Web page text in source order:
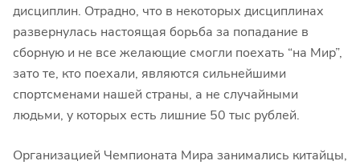
дисциплин. Отрадно, что в некоторых дисциплинах
развернулась настоящая борьба за попадание в
сборную и не все желающие смогли поехать “на Мир”,
зато те, кто поехали, являются сильнейшими
спортсменами нашей страны, а не случайными
людьми, у которых есть лишние 50 тыс рублей.
Организацией Чемпионата Мира занимались китайцы,